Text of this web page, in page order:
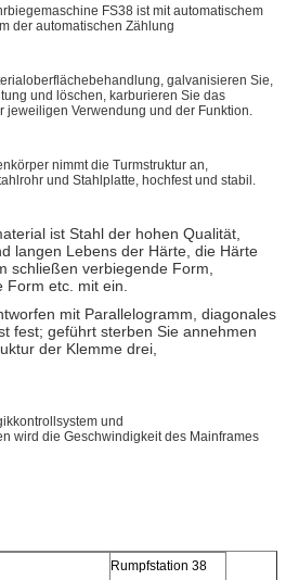
FS38 ist mit automatischem
der automatischen Zählung
galvanisieren Sie,
und löschen, karburieren Sie das
jeweiligen Verwendung und der Funktion.
nimmt die Turmstruktur an,
und Stahlplatte, hochfest und stabil.
ist Stahl der hohen Qualität,
langen Lebens der Härte, die Härte
schließen verbiegende Form,
etc. mit ein.
mit Parallelogramm, diagonales
fest; geführt sterben Sie annehmen
der Klemme drei,
und
wird die Geschwindigkeit des Mainframes
Rumpfstation 38